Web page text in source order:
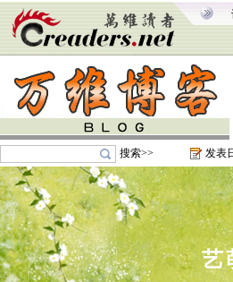
搜索>> 发表
艺